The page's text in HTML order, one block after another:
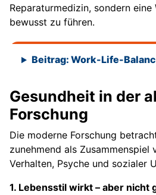
Reparaturmedizin, sondern eine
bewusst zu führen.
Beitrag: Work-Life-
Gesundheit in der
Forschung
Die moderne Forschung
zunehmend als Zusammenspiel
Verhalten, Psyche und sozialer
1. Lebensstil wirkt – aber nicht